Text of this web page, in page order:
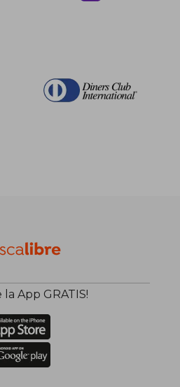
45%
dcto.
la App GRATIS!